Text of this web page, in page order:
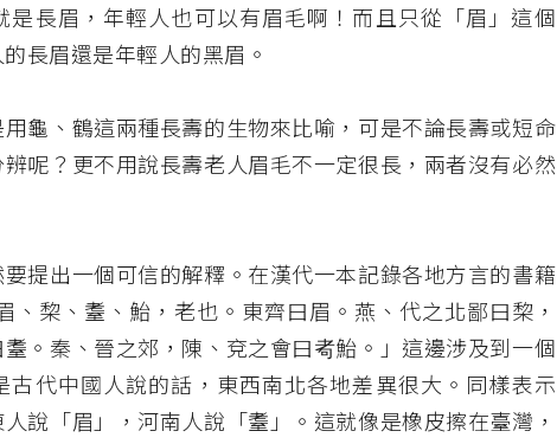
是長眉，年輕人也可以有眉毛啊！而且只從「眉」這個
長眉還是年輕人的黑眉。
龜、鶴這兩種長壽的生物來比喻，可是不論長壽或短命
呢？更不用說長壽老人眉毛不一定很長，兩者沒有必然
提出一個可信的解釋。在漢代一本記錄各地方言的書籍
、棃、耋、鮐，老也。東齊曰眉。燕、代之北鄙曰棃，
。秦、晉之郊，陳、兗之會曰耇鮐。」這邊涉及到一個
古代中國人說的話，東西南北各地差異很大。同樣表示
人說「眉」，河南人說「耋」。這就像是橡皮擦在臺灣，